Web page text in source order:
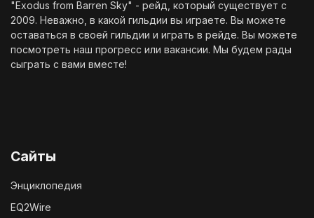
"Exodus from Barren Sky" - рейд, который существует с
2009. Неважно, в какой гильдии вы играете. Вы можете
оставаться в своей гильдии и играть в рейде. Вы можете
посмотреть наш прогресс или вакансии. Мы будем рады
сыграть с вами вместе!
Сайты
Энциклопедия
EQ2Wire